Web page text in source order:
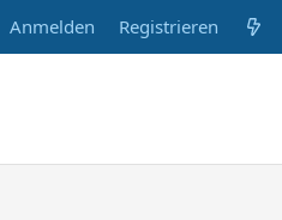
Anmelden Registrieren